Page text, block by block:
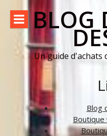
contenu BLOG
Un guide d'achats
Blog
Boutique